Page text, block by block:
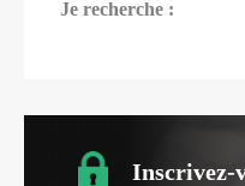
Je recherche :
Inscrivez-